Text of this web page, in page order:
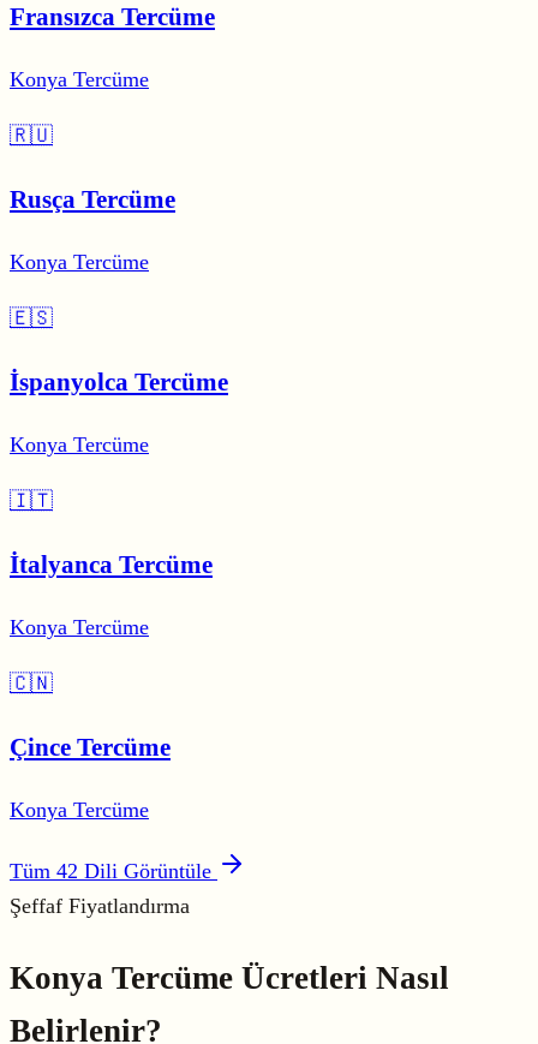
Fransızca Tercüme
Konya Tercüme
🇷🇺
Rusça Tercüme
Konya Tercüme
🇪🇸
İspanyolca Tercüme
Konya Tercüme
🇮🇹
İtalyanca Tercüme
Konya Tercüme
🇨🇳
Çince Tercüme
Konya Tercüme
Tüm 42 Dili Görüntüle
Şeffaf Fiyatlandırma
Konya Tercüme Ücretleri Nasıl
Belirlenir?